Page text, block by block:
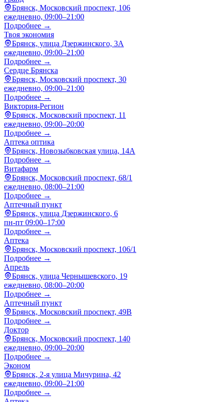
Брянск, Московский проспект, 106
ежедневно, 09:00–21:00
Подробнее →
Твоя экономия
Брянск, улица Дзержинского, 3А
ежедневно, 09:00–21:00
Подробнее →
Сердце Брянска
Брянск, Московский проспект, 30
ежедневно, 09:00–21:00
Подробнее →
Виктория-Регион
Брянск, Московский проспект, 11
ежедневно, 09:00–20:00
Подробнее →
Аптека оптика
Брянск, Новозыбковская улица, 14А
Подробнее →
Витафарм
Брянск, Московский проспект, 68/1
ежедневно, 08:00–21:00
Подробнее →
Аптечный пункт
Брянск, улица Дзержинского, 6
пн-пт 09:00–17:00
Подробнее →
Аптека
Брянск, Московский проспект, 106/1
Подробнее →
Апрель
Брянск, улица Чернышевского, 19
ежедневно, 08:00–20:00
Подробнее →
Аптечный пункт
Брянск, Московский проспект, 49В
Подробнее →
Доктор
Брянск, Московский проспект, 140
ежедневно, 09:00–20:00
Подробнее →
Эконом
Брянск, 2-я улица Мичурина, 42
ежедневно, 09:00–21:00
Подробнее →